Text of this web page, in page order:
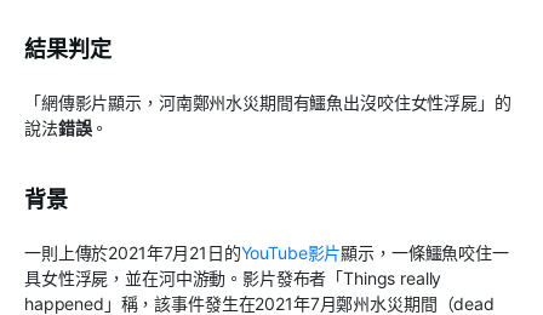
結果判定
「網傳影片顯示，河南鄭州水災期間有鱷魚出沒咬住女性浮屍」的
說法錯誤。
背景
一則上傳於2021年7月21日的YouTube影片顯示，一條鱷魚咬住一
具女性浮屍，並在河中游動。影片發布者「Things really
happened」稱，該事件發生在2021年7月鄭州水災期間（dead